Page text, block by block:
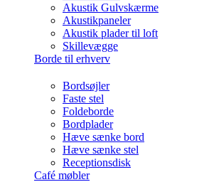
Akustik Gulvskærme
Akustikpaneler
Akustik plader til loft
Skillevægge
Borde til erhverv
Bordsøjler
Faste stel
Foldeborde
Bordplader
Hæve sænke bord
Hæve sænke stel
Receptionsdisk
Café møbler